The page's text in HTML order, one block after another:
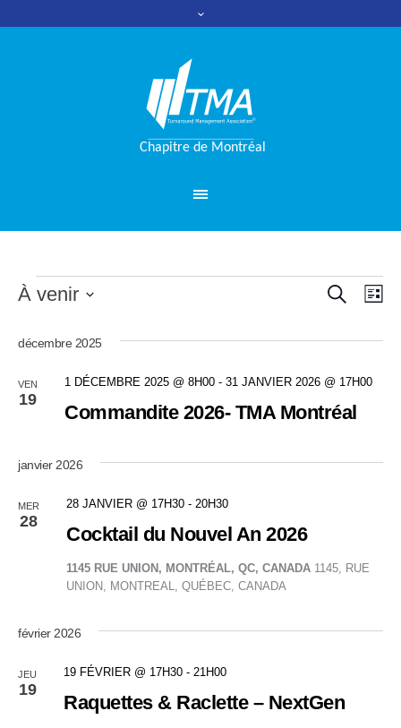
Évènements
et
de
À venir
une
décembre 2025
VEN
19
Commandite 2026- TMA Montréal
1 DÉCEMBRE 2025 @ 8H00 - 31 JANVIER 2026 @ 17H00
janvier 2026
MER
28
Cocktail du Nouvel An 2026
28 JANVIER @ 17H30 - 20H30
1145 RUE UNION, MONTRÉAL, QC, CANADA 1145, RUE
UNION, MONTREAL, QUÉBEC, CANADA
février 2026
JEU
19
Raquettes & Raclette – NextGen
19 FÉVRIER @ 17H30 - 21H00